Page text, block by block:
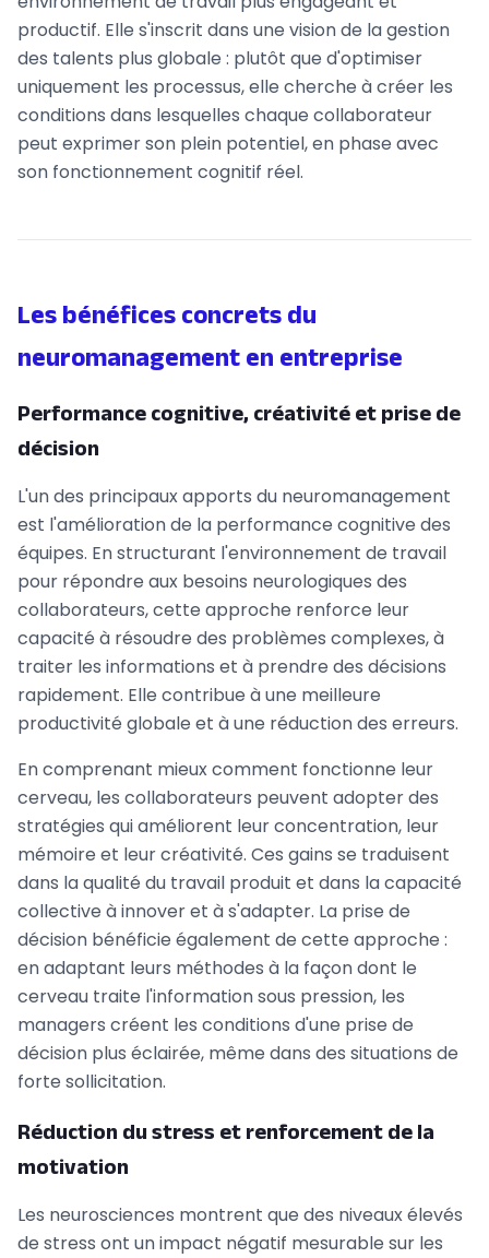
productif. Elle s'inscrit dans une vision de la gestion
des talents plus globale : plutôt que d'optimiser
uniquement les processus, elle cherche à créer les
conditions dans lesquelles chaque collaborateur
peut exprimer son plein potentiel, en phase avec
son fonctionnement cognitif réel.
Les bénéfices concrets du
neuromanagement en entreprise
Performance cognitive, créativité et prise de
décision
L'un des principaux apports du neuromanagement
est l'amélioration de la performance cognitive des
équipes. En structurant l'environnement de travail
pour répondre aux besoins neurologiques des
collaborateurs, cette approche renforce leur
capacité à résoudre des problèmes complexes, à
traiter les informations et à prendre des décisions
rapidement. Elle contribue à une meilleure
productivité globale et à une réduction des erreurs.
En comprenant mieux comment fonctionne leur
cerveau, les collaborateurs peuvent adopter des
stratégies qui améliorent leur concentration, leur
mémoire et leur créativité. Ces gains se traduisent
dans la qualité du travail produit et dans la capacité
collective à innover et à s'adapter. La prise de
décision bénéficie également de cette approche :
en adaptant leurs méthodes à la façon dont le
cerveau traite l'information sous pression, les
managers créent les conditions d'une prise de
décision plus éclairée, même dans des situations de
forte sollicitation.
Réduction du stress et renforcement de la
motivation
Les neurosciences montrent que des niveaux élevés
de stress ont un impact négatif mesurable sur les